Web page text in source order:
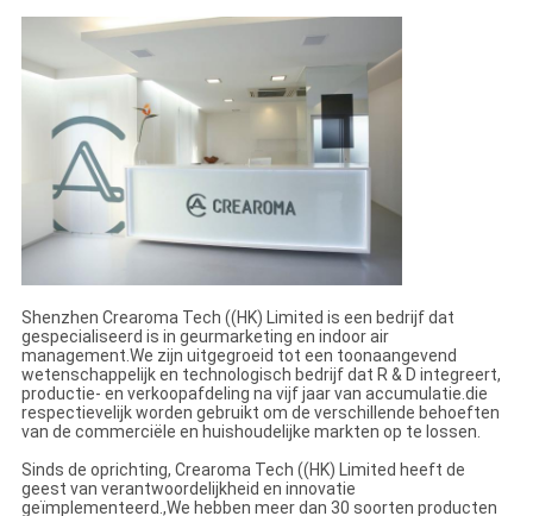
Shenzhen Crearoma Tech ((HK) Limited is een bedrijf dat
gespecialiseerd is in geurmarketing en indoor air
management.We zijn uitgegroeid tot een toonaangevend
wetenschappelijk en technologisch bedrijf dat R & D integreert,
productie- en verkoopafdeling na vijf jaar van accumulatie.die
respectievelijk worden gebruikt om de verschillende behoeften
van de commerciële en huishoudelijke markten op te lossen.
Sinds de oprichting, Crearoma Tech ((HK) Limited heeft de
geest van verantwoordelijkheid en innovatie
geïmplementeerd.,We hebben meer dan 30 soorten producten